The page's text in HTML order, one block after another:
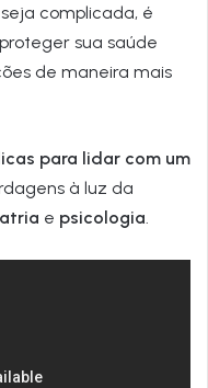
complicada, é
sua saúde
de maneira mais
para lidar com um
à luz da
e psicologia.